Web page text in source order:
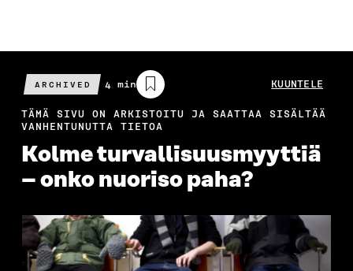
ARCHIVED
Arvioitu
lukuaika
4 min KUUNTELE
TÄMÄ SIVU ON ARKISTOITU JA SAATTAA SISÄLTÄÄ
VANHENTUNUTTA TIETOA
Kolme turvallisuusmyyttiä
– onko nuoriso paha?